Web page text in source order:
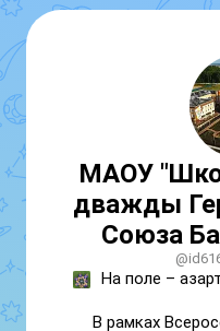
МАОУ
дважды
Союза
На поле –
В рамках